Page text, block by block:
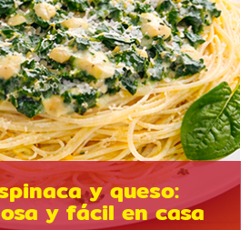
y queso:
y fácil en casa